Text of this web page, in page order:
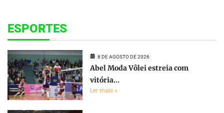
ESPORTES
8 DE AGOSTO DE 2026
Abel Moda Vôlei estreia com
vitória...
Ler mais »